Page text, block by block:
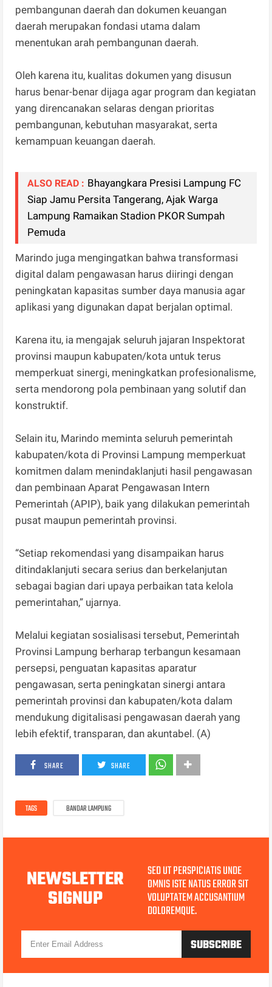
pembangunan daerah dan dokumen keuangan
daerah merupakan fondasi utama dalam
menentukan arah pembangunan daerah.
Oleh karena itu, kualitas dokumen yang disusun
harus benar-benar dijaga agar program dan kegiatan
yang direncanakan selaras dengan prioritas
pembangunan, kebutuhan masyarakat, serta
kemampuan keuangan daerah.
ALSO READ : Bhayangkara Presisi Lampung FC
Siap Jamu Persita Tangerang, Ajak Warga
Lampung Ramaikan Stadion PKOR Sumpah
Pemuda
Marindo juga mengingatkan bahwa transformasi
digital dalam pengawasan harus diiringi dengan
peningkatan kapasitas sumber daya manusia agar
aplikasi yang digunakan dapat berjalan optimal.
Karena itu, ia mengajak seluruh jajaran Inspektorat
provinsi maupun kabupaten/kota untuk terus
memperkuat sinergi, meningkatkan profesionalisme,
serta mendorong pola pembinaan yang solutif dan
konstruktif.
Selain itu, Marindo meminta seluruh pemerintah
kabupaten/kota di Provinsi Lampung memperkuat
komitmen dalam menindaklanjuti hasil pengawasan
dan pembinaan Aparat Pengawasan Intern
Pemerintah (APIP), baik yang dilakukan pemerintah
pusat maupun pemerintah provinsi.
“Setiap rekomendasi yang disampaikan harus
ditindaklanjuti secara serius dan berkelanjutan
sebagai bagian dari upaya perbaikan tata kelola
pemerintahan,” ujarnya.
Melalui kegiatan sosialisasi tersebut, Pemerintah
Provinsi Lampung berharap terbangun kesamaan
persepsi, penguatan kapasitas aparatur
pengawasan, serta peningkatan sinergi antara
pemerintah provinsi dan kabupaten/kota dalam
mendukung digitalisasi pengawasan daerah yang
lebih efektif, transparan, dan akuntabel. (A)
SHARE SHARE
TAGS BANDAR LAMPUNG
NEWSLETTER
SIGNUP
SED UT PERSPICIATIS UNDE
OMNIS ISTE NATUS ERROR SIT
VOLUPTATEM ACCUSANTIUM
DOLOREMQUE.